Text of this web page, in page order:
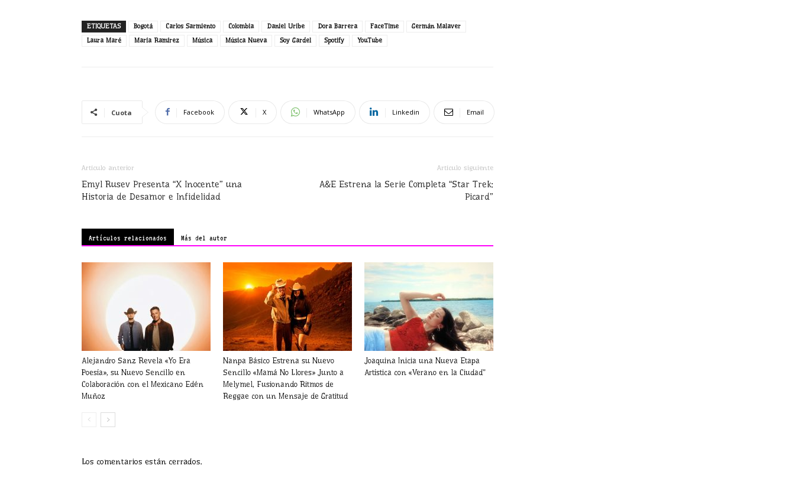
ETIQUETAS Bogotá Carlos Sarmiento Colombia Daniel Uribe Dora Barrera FaceTime
Germán Malaver
Laura Maré
María Ramírez Música Música Nueva Soy Gardel Spotify YouTube
Cuota Facebook X WhatsApp Linkedin Email
Artículo anterior
Emyl Rusev Presenta “X Inocente” una
Historia de Desamor e Infidelidad
Artículo siguiente
A&E Estrena la Serie Completa “Star Trek:
Picard”
Artículos relacionados Más del autor
Alejandro Sanz Revela «Yo Era
Poesía», su Nuevo Sencillo en
Colaboración con el Mexicano Edén
Muñoz
Nanpa Básico Estrena su Nuevo
Sencillo «Mamá No Llores» Junto a
Melymel, Fusionando Ritmos de
Reggae con un Mensaje de Gratitud
Joaquina Inicia una Nueva Etapa
Artística con «Verano en la Ciudad”
Los comentarios están cerrados.